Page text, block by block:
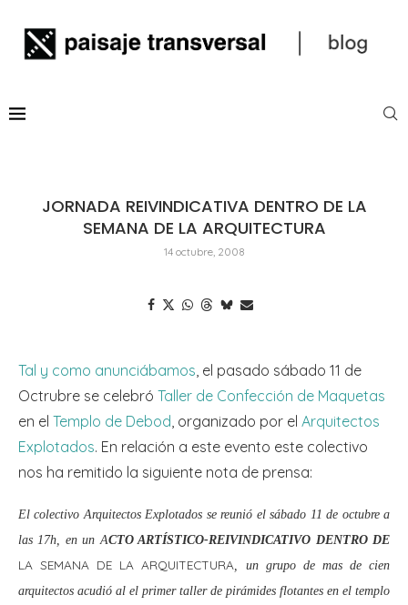
JORNADA REIVINDICATIVA DENTRO DE LA
SEMANA DE LA ARQUITECTURA
14 octubre, 2008
Tal y como anunciábamos , el pasado sábado 11 de
Octrubre se celebró Taller de Confección de Maquetas
en el Templo de Debod , organizado por el Arquitectos
Explotados. En relación a este evento este colectivo
nos ha remitido la siguiente nota de prensa:
El colectivo Arquitectos Explotados se reunió el sábado 11 de octubre a
las 17h, en un ACTO ARTÍSTICO-REIVINDICATIVO DENTRO DE
LA SEMANA DE LA ARQUITECTURA , un grupo de mas de cien
arquitectos acudió al el primer taller de pirámides flotantes en el templo